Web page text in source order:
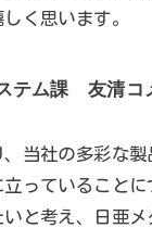
く思います。
テム課 友清コ
当社の多彩な
っていることに
と考え、日亜